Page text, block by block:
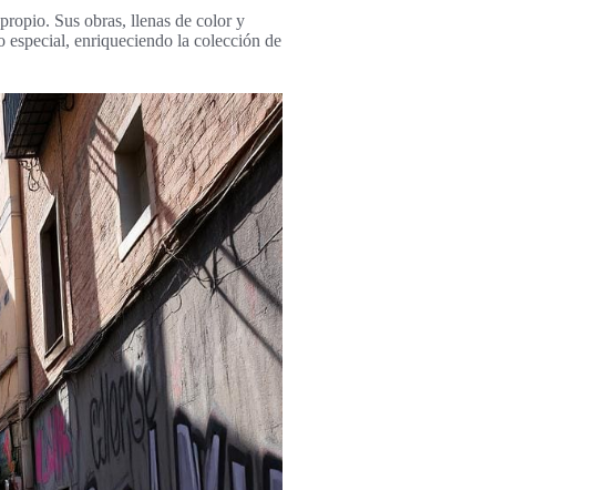
Sus obras, llenas de color y
especial, enriqueciendo la colección de